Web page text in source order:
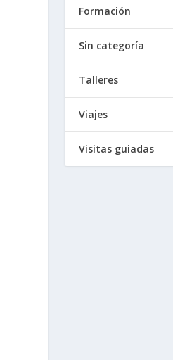
Formación
Sin categoría
Talleres
Viajes
Visitas guiadas